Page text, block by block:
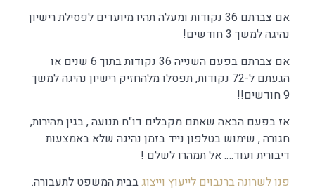
אם צברתם 36 נקודות ומעלה תהיו מיועדים לפסילת רישיון
נהיגה למשך 3 חודשים!
אם צברתם בפעם השנייה 36 נקודות בתוך 6 שנים או
הגעתם ל-72 נקודות, תפסלו מלהחזיק רישיון נהיגה למשך
9 חודשים!!
אז בפעם הבאה שאתם מקבלים דו"ח תנועה , בגין מהירות,
חגורה , שימוש בטלפון נייד בזמן נהיגה שלא באמצעות
דיבורית ועוד…. אל תמהרו לשלם !
פנו לשרונה ברנבוים לייעוץ וייצוגבבית המשפט לתעבורה.